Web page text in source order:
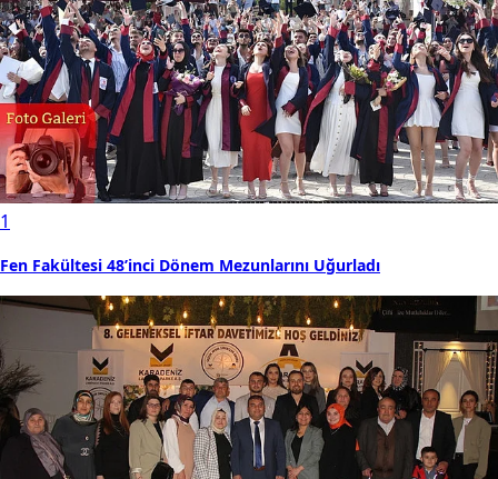
1
Fen Fakültesi 48’inci Dönem Mezunlarını Uğurladı